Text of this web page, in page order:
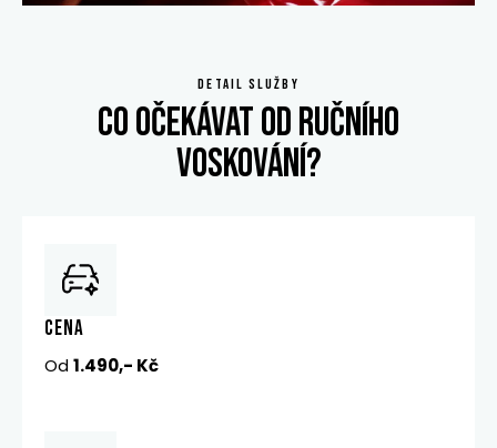
DETAIL SLUŽBY
CO OČEKÁVAT OD RUČNÍHO
VOSKOVÁNÍ?
CENA
Od1.490,- Kč